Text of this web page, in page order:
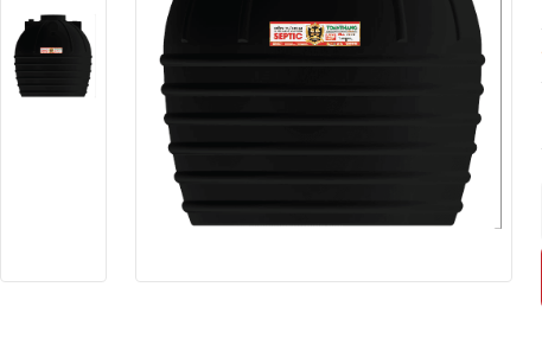
BỂ NƯỚC NGẦM
MÁY LỌC NƯỚC RO
BÌNH NƯỚC NÓNG
PHỤ KIỆN NHÀ TẮM